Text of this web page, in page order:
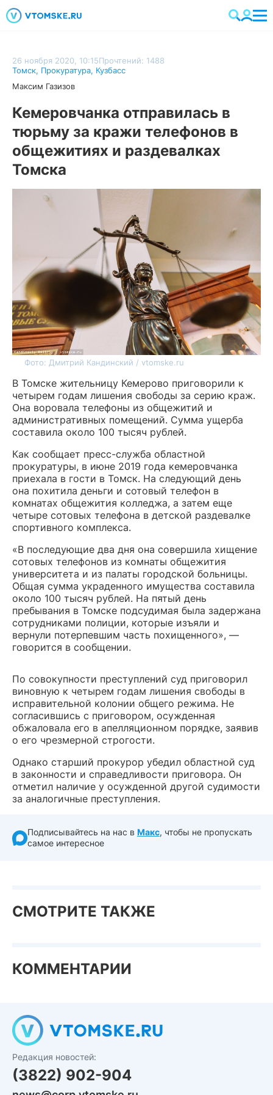
26 ноября 2020, 10:15Прочтений: 1488
Томск, Прокуратура, Кузбасс
Максим Газизов
Кемеровчанка отправилась в
тюрьму за кражи телефонов в
общежитиях и раздевалках
Томска
Фото: Дмитрий Кандинский / vtomske.ru
В Томске жительницу Кемерово приговорили к
четырем годам лишения свободы за серию краж.
Она воровала телефоны из общежитий и
административных помещений. Сумма ущерба
составила около 100 тысяч рублей.
Как сообщает пресс-служба областной
прокуратуры, в июне 2019 года кемеровчанка
приехала в гости в Томск. На следующий день
она похитила деньги и сотовый телефон в
комнатах общежития колледжа, а затем еще
четыре сотовых телефона в детской раздевалке
спортивного комплекса.
«В последующие два дня она совершила хищение
сотовых телефонов из комнаты общежития
университета и из палаты городской больницы.
Общая сумма украденного имущества составила
около 100 тысяч рублей. На пятый день
пребывания в Томске подсудимая была задержана
сотрудниками полиции, которые изъяли и
вернули потерпевшим часть похищенного», ―
говорится в сообщении.
По совокупности преступлений суд приговорил
виновную к четырем годам лишения свободы в
исправительной колонии общего режима. Не
согласившись с приговором, осужденная
обжаловала его в апелляционном порядке, заявив
о его чрезмерной строгости.
Однако старший прокурор убедил областной суд
в законности и справедливости приговора. Он
отметил наличие у осужденной другой судимости
за аналогичные преступления.
Подписывайтесь на нас в Макс, чтобы не пропускать
самое интересное
СМОТРИТЕ ТАКЖЕ
КОММЕНТАРИИ
Редакция новостей:
(3822) 902-904